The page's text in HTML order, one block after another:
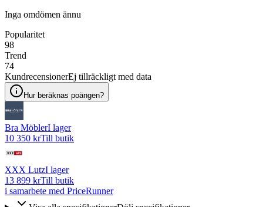
Inga omdömen ännu
Popularitet
98
Trend
74
KundrecensionerEj tillräckligt med data
Hur beräknas poängen?
Bra MöblerI lager
10 350 krTill butik
XXX LutzI lager
13 899 krTill butik
i samarbete med PriceRunner